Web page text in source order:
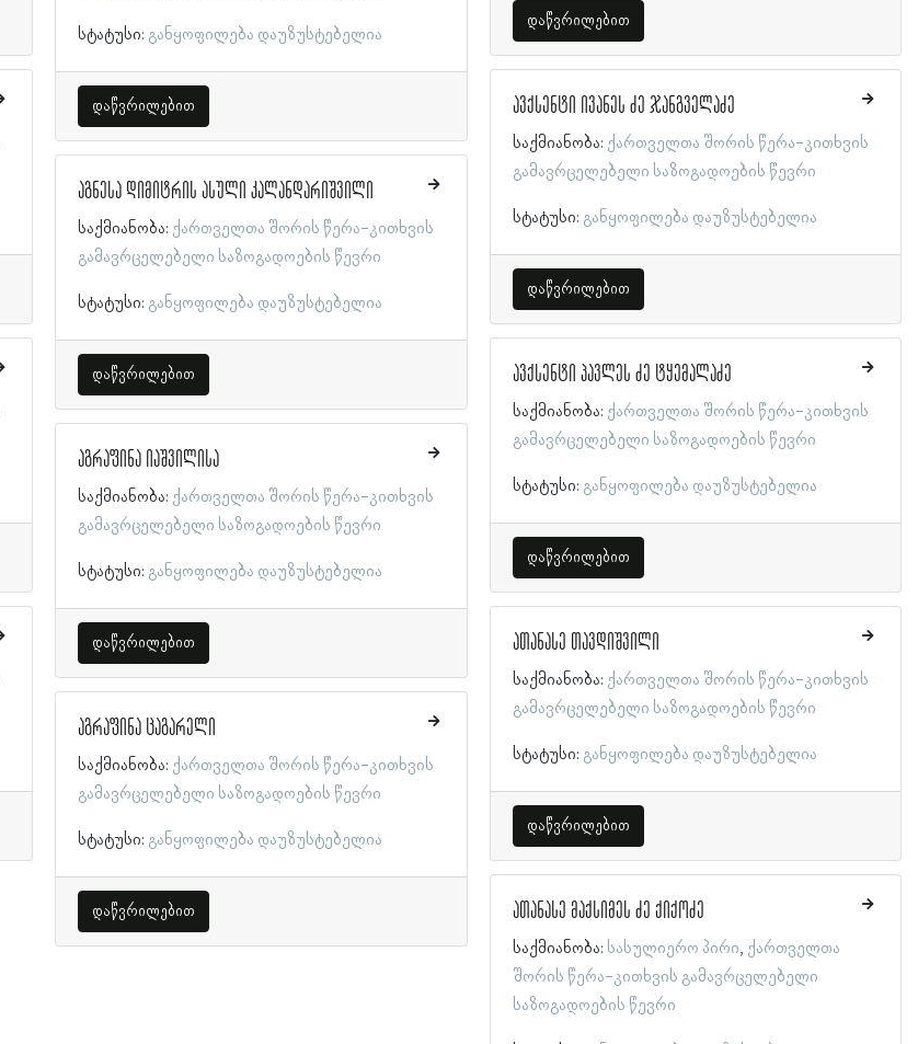
სტატუსი: განყოფილება დაუზუსტებელია
დაწვრილებით
აგნესა დიმიტრის ასული კალანდარიშვილი
საქმიანობა: ქართველთა შორის წერა-კითხვის
გამავრცელებელი საზოგადოების წევრი
სტატუსი: განყოფილება დაუზუსტებელია
დაწვრილებით
აგრაფინა იაშვილისა
საქმიანობა: ქართველთა შორის წერა-კითხვის
გამავრცელებელი საზოგადოების წევრი
სტატუსი: განყოფილება დაუზუსტებელია
დაწვრილებით
აგრაფინა ცაგარელი
საქმიანობა: ქართველთა შორის წერა-კითხვის
გამავრცელებელი საზოგადოების წევრი
სტატუსი: განყოფილება დაუზუსტებელია
დაწვრილებით
დაწვრილებით
ავქსენტი ივანეს ძე ჯანგველაძე
საქმიანობა: ქართველთა შორის წერა-კითხვის
გამავრცელებელი საზოგადოების წევრი
სტატუსი: განყოფილება დაუზუსტებელია
დაწვრილებით
ავქსენტი პავლეს ძე ტყემალაძე
საქმიანობა: ქართველთა შორის წერა-კითხვის
გამავრცელებელი საზოგადოების წევრი
სტატუსი: განყოფილება დაუზუსტებელია
დაწვრილებით
ათანასე თავდიშვილი
საქმიანობა: ქართველთა შორის წერა-კითხვის
გამავრცელებელი საზოგადოების წევრი
სტატუსი: განყოფილება დაუზუსტებელია
დაწვრილებით
ათანასე მაქსიმეს ძე ქიქოძე
საქმიანობა: სასულიერო პირი ქართველთა
შორის წერა-კითხვის გამავრცელებელი
საზოგადოების წევრი